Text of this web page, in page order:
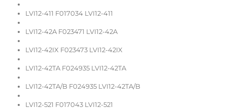
LVI12-411 F017034 LVI12-411
LVI12-42A F023471 LVI12-42A
LVI12-42IX F023473 LVI12-42IX
LVI12-42TA F024935 LVI12-42TA
LVI12-42TA/B F024935 LVI12-42TA/B
LVI12-521 F017043 LVI12-521